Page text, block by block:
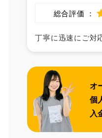
総合評価 ：
丁寧に迅速にご対
オ
個
入